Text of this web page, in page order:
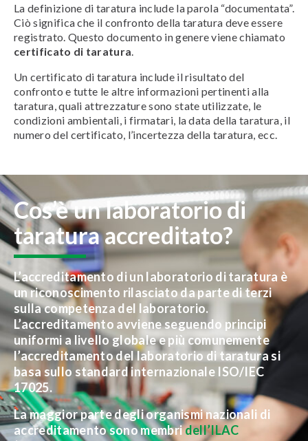
La definizione di taratura include la parola “documentata”.
Ciò significa che il confronto della taratura deve essere
registrato. Questo documento in genere viene chiamato
certificato di taratura
Un certificato di taratura include il risultato del
confronto e tutte le altre informazioni pertinenti alla
taratura, quali attrezzature sono state utilizzate, le
condizioni ambientali, i firmatari, la data della taratura, il
numero del certificato, l’incertezza della taratura, ecc.
Cos’è un laboratorio di
taratura accreditato?
L’accreditamento di un laboratorio di taratura è
un riconoscimento rilasciato da parte di terzi
sulla competenza del laboratorio.
L’accreditamento avviene seguendo principi
uniformi a livello globale e più comunemente
l’accreditamento del laboratorio di taratura si
basa sullo standard internazionale ISO/IEC
17025.
La maggior parte degli organismi nazionali di
accreditamento sono membridell’ILAC